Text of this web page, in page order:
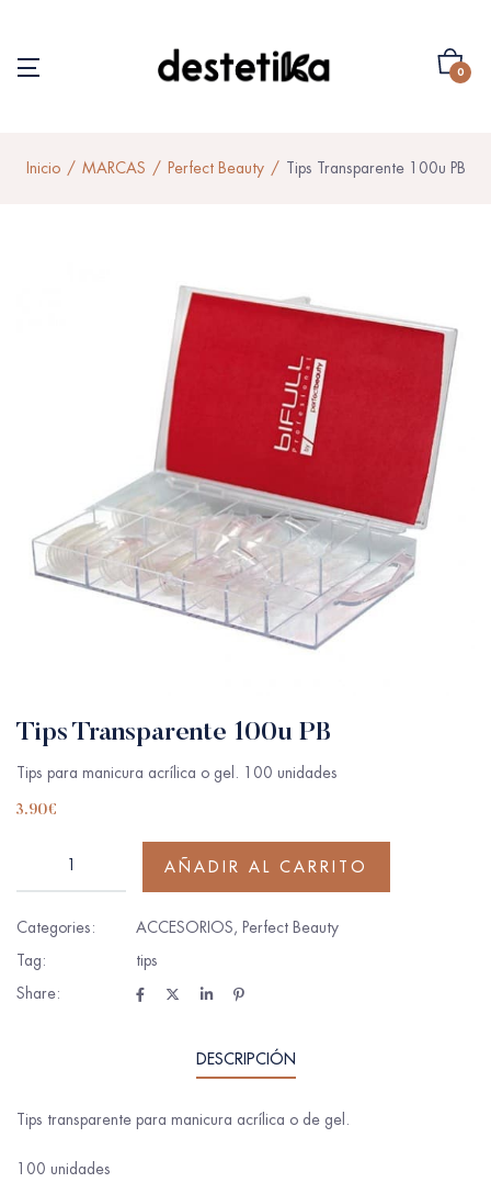
0
Inicio MARCAS Perfect Beauty Tips Transparente 100u PB
Tips Transparente 100u PB
Tips para manicura acrílica o gel. 100 unidades
3.90€
AÑADIR AL CARRITO
Categories: ACCESORIOS, Perfect Beauty
Tag:
tips
Share:
DESCRIPCIÓN
Tips transparente para manicura acrílica o de gel.
100 unidades